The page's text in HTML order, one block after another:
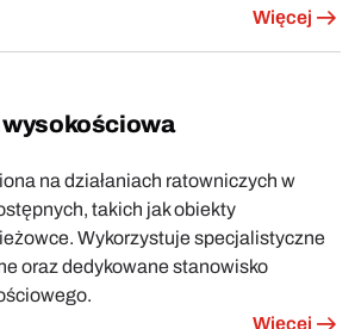
Więcej
wysokościowa
na działaniach ratowniczych w
takich jak obiekty
Wykorzystuje specjalistyczne
oraz dedykowane stanowisko
Więcej